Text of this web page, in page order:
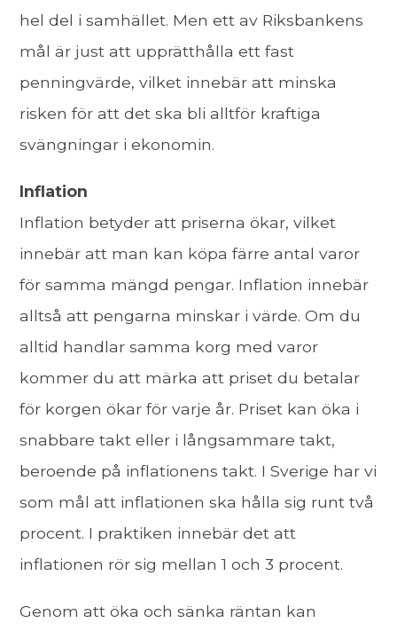
hel del i samhället. Men ett av Riksbankens
mål är just att upprätthålla ett fast
penningvärde, vilket innebär att minska
risken för att det ska bli alltför kraftiga
svängningar i ekonomin.
Inflation
Inflation betyder att priserna ökar, vilket
innebär att man kan köpa färre antal varor
för samma mängd pengar. Inflation innebär
alltså att pengarna minskar i värde. Om du
alltid handlar samma korg med varor
kommer du att märka att priset du betalar
för korgen ökar för varje år. Priset kan öka i
snabbare takt eller i långsammare takt,
beroende på inflationens takt. I Sverige har vi
som mål att inflationen ska hålla sig runt två
procent. I praktiken innebär det att
inflationen rör sig mellan 1 och 3 procent.
Genom att öka och sänka räntan kan